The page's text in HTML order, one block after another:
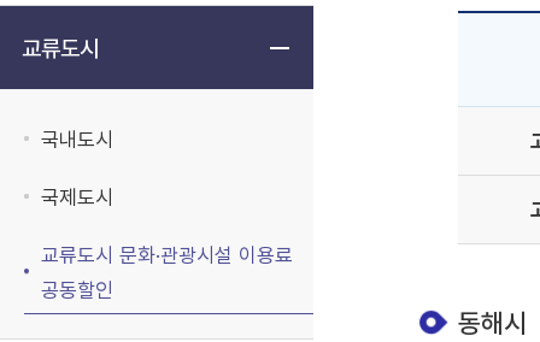
교류도시
국내도시
국제도시
교류도시 문화·관광시설 이용료
공동할인
동해시